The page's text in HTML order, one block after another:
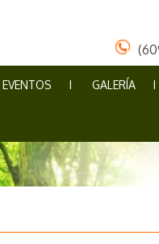
EVENTOS GALERÍA